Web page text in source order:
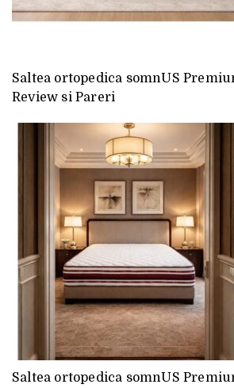
Saltea ortopedica somnUS
Review si Pareri
Saltea ortopedica somnUS